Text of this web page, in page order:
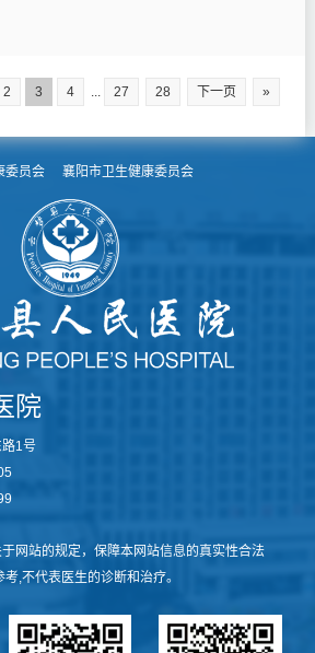
经营权面向社会进行公开招租，现
2 3 4 27 28 下一页 »
委员会 襄阳市卫生健康委员会
院
1号
网站的规定，保障本网站信息的真实性合法
,不代表医生的诊断和治疗。